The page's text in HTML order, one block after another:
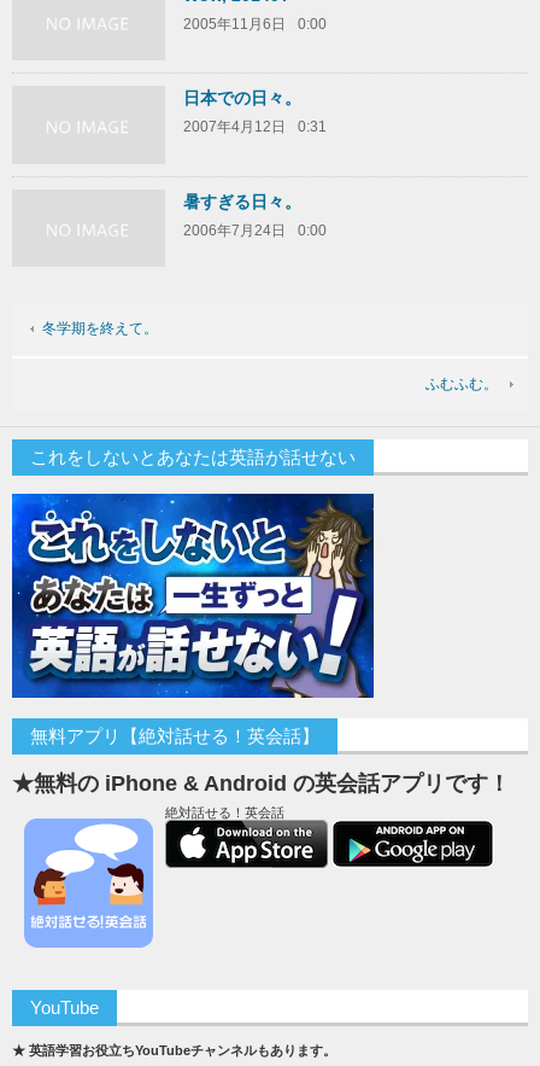
2005年11月6日 0:00
日本での日々。
2007年4月12日 0:31
暑すぎる日々。
2006年7月24日 0:00
冬学期を終えて。
ふむふむ。
これをしないとあなたは英語が話せない
無料アプリ【絶対話せる！英会話】
★無料の iPhone & Android の英会話アプリです！
絶対話せる！英会話
YouTube
★ 英語学習お役立ちYouTubeチャンネルもあります。